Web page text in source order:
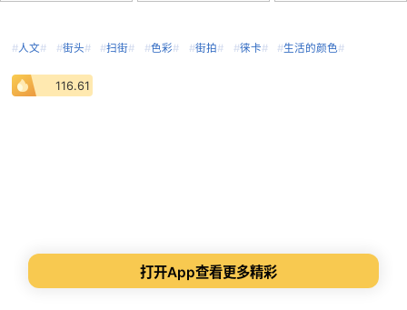
#人文# #街头# #扫街# #色彩# #街拍# #徕卡# #生活的颜色#
116.61
打开App查看更多精彩